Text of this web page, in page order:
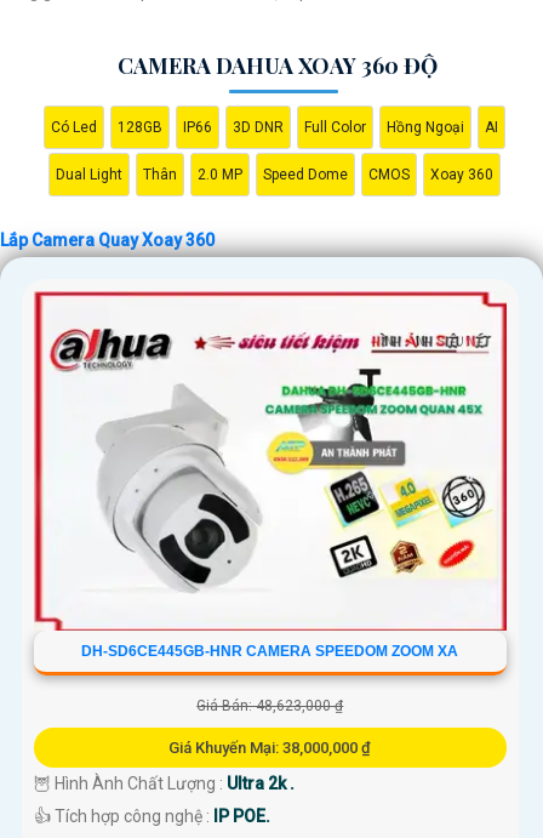
CAMERA DAHUA XOAY 360 ĐỘ
Có Led 128GB IP66 3D DNR Full Color Hồng Ngoại AI
Dual Light Thân 2.0 MP Speed Dome CMOS Xoay 360
Lắp Camera Quay Xoay 360
DH-SD6CE445GB-HNR CAMERA SPEEDOM ZOOM XA
Giá Bán: 48,623,000 ₫
Giá Khuyến Mại: 38,000,000 ₫
🦉 Hình Ành Chất Lượng : Ultra 2k .
👍 Tích hợp công nghệ :
IP POE.